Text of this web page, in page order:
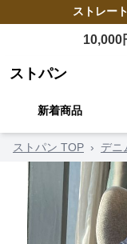
ストレー
10,000
ストパン
新着商品
ストパン TOP › デニ